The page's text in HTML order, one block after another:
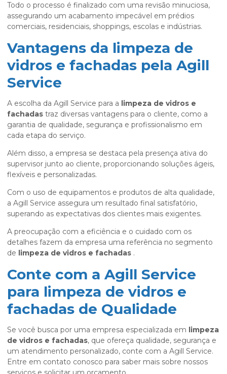
Todo o processo é finalizado com uma revisão minuciosa,
assegurando um acabamento impecável em prédios
comerciais, residenciais, shoppings, escolas e indústrias.
Vantagens da limpeza de
vidros e fachadas pela Agill
Service
A escolha da Agill Service para a limpeza de vidros e
fachadas traz diversas vantagens para o cliente, como a
garantia de qualidade, segurança e profissionalismo em
cada etapa do serviço.
Além disso, a empresa se destaca pela presença ativa do
supervisor junto ao cliente, proporcionando soluções ágeis,
flexíveis e personalizadas.
Com o uso de equipamentos e produtos de alta qualidade,
a Agill Service assegura um resultado final satisfatório,
superando as expectativas dos clientes mais exigentes.
A preocupação com a eficiência e o cuidado com os
detalhes fazem da empresa uma referência no segmento
de limpeza de vidros e fachadas .
Conte com a Agill Service
para limpeza de vidros e
fachadas de Qualidade
Se você busca por uma empresa especializada em limpeza
de vidros e fachadas, que ofereça qualidade, segurança e
um atendimento personalizado, conte com a Agill Service.
Entre em contato conosco para saber mais sobre nossos